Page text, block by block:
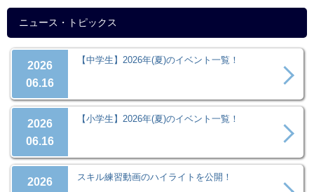
ニュース・トピックス
2026
06.16
【中学生】2026年(夏)のイベント一覧！
2026
06.16
【小学生】2026年(夏)のイベント一覧！
2026
スキル練習動画のハイライトを公開！